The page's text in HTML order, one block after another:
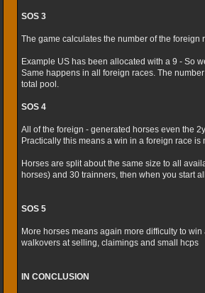
SOS 3
The game calculates the number of the foreign
Example US has been allocated with a 9 - So
Same happens in all foreign races. The
total pool.
SOS 4
All of the foreign - generated horses even the
Practically this means a win in a foreign race is
Horses are split about the same size to all
horses) and 30 trainners, then when you start
SOS 5
More horses means again more difficulty to
walkovers at selling, claimings and small hcps
IN CONCLUSION